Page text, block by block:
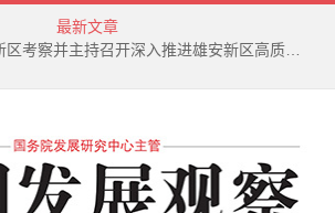
最新文章
废弃物循环利用技术演进趋势